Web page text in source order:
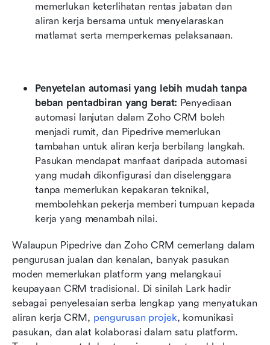
memerlukan keterlihatan rentas jabatan dan
aliran kerja bersama untuk menyelaraskan
matlamat serta memperkemas pelaksanaan.
Penyetelan automasi yang lebih mudah tanpa
beban pentadbiran yang berat: Penyediaan
automasi lanjutan dalam Zoho CRM boleh
menjadi rumit, dan Pipedrive memerlukan
tambahan untuk aliran kerja berbilang langkah.
Pasukan mendapat manfaat daripada automasi
yang mudah dikonfigurasi dan diselenggara
tanpa memerlukan kepakaran teknikal,
membolehkan pekerja memberi tumpuan kepada
kerja yang menambah nilai.
Walaupun Pipedrive dan Zoho CRM cemerlang dalam
pengurusan jualan dan kenalan, banyak pasukan
moden memerlukan platform yang melangkaui
keupayaan CRM tradisional. Di sinilah Lark hadir
sebagai penyelesaian serba lengkap yang menyatukan
aliran kerja CRM, pengurusan projek, komunikasi
pasukan, dan alat kolaborasi dalam satu platform.